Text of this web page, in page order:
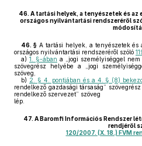
46. A tartási helyek, a tenyészetek és
országos nyilvántartási rendszeréről
46. § A tartási helyek, a tenyészetek és
országos nyilvántartási rendszeréről szóló
a) 1. §-ában a „jogi személyiséggel
szövegrész helyébe a „jogi
szöveg,
b) 2. § 4. pontjában és a 4. § (8)
rendelkező gazdasági társaság”
rendelkező szervezet” szöveg
lép.
47. A Baromfi Információs Rendszer
rendjéről
120/2007. (X. 18.) FVM